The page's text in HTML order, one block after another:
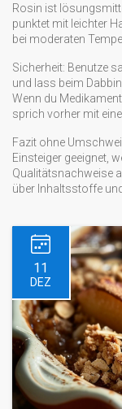
Rosin ist
punktet mit leichter
bei moderaten
Sicherheit: Benutze
und lass beim
Wenn du
sprich vorher mit
Fazit ohne
Einsteiger geeignet,
Qualitätsnachweise
über Inhaltsstoffe
11
DEZ